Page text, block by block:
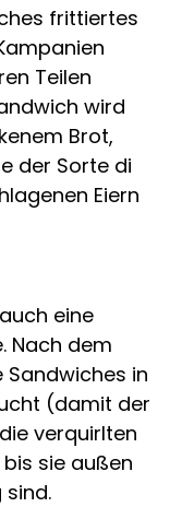
frittiertes
Teilen
wird
Brot,
der Sorte di
Eiern
eine
Nach dem
in
(damit der
verquirlten
sie außen